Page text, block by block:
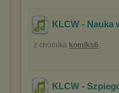
KLCW -
z chomika komiks6
KLCW -